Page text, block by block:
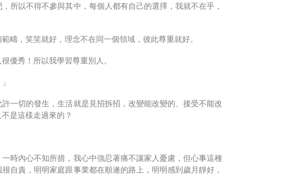
所以不得不參與其中，每個人都有自己的選擇，我就不在乎，
疇，笑笑就好，理念不在同一個領域，彼此尊重就好。
優秀！所以我學習尊重別人。
一切的發生，生活就是見招拆招，改變能改變的、接受不能改
是這樣走過來的？
時內心不知所措，我心中強忍著痛不讓家人憂慮，但心事這種
自責，明明家庭跟事業都在順遂的路上，明明感到歲月靜好，